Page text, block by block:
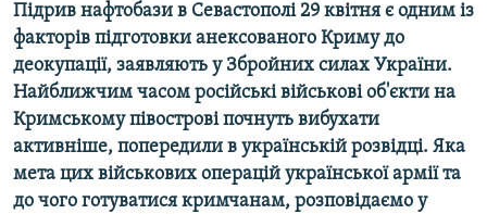
Усі сайти RFE/RL
Підрив нафтобази в Севастополі 29 квітня є одним із
факторів підготовки анексованого Криму до
деокупації, заявляють у Збройних силах України.
Найближчим часом російські військові об'єкти на
Кримському півострові почнуть вибухати
активніше, попередили в українській розвідці. Яка
мета цих військових операцій української армії та
до чого готуватися кримчанам, розповідаємо у